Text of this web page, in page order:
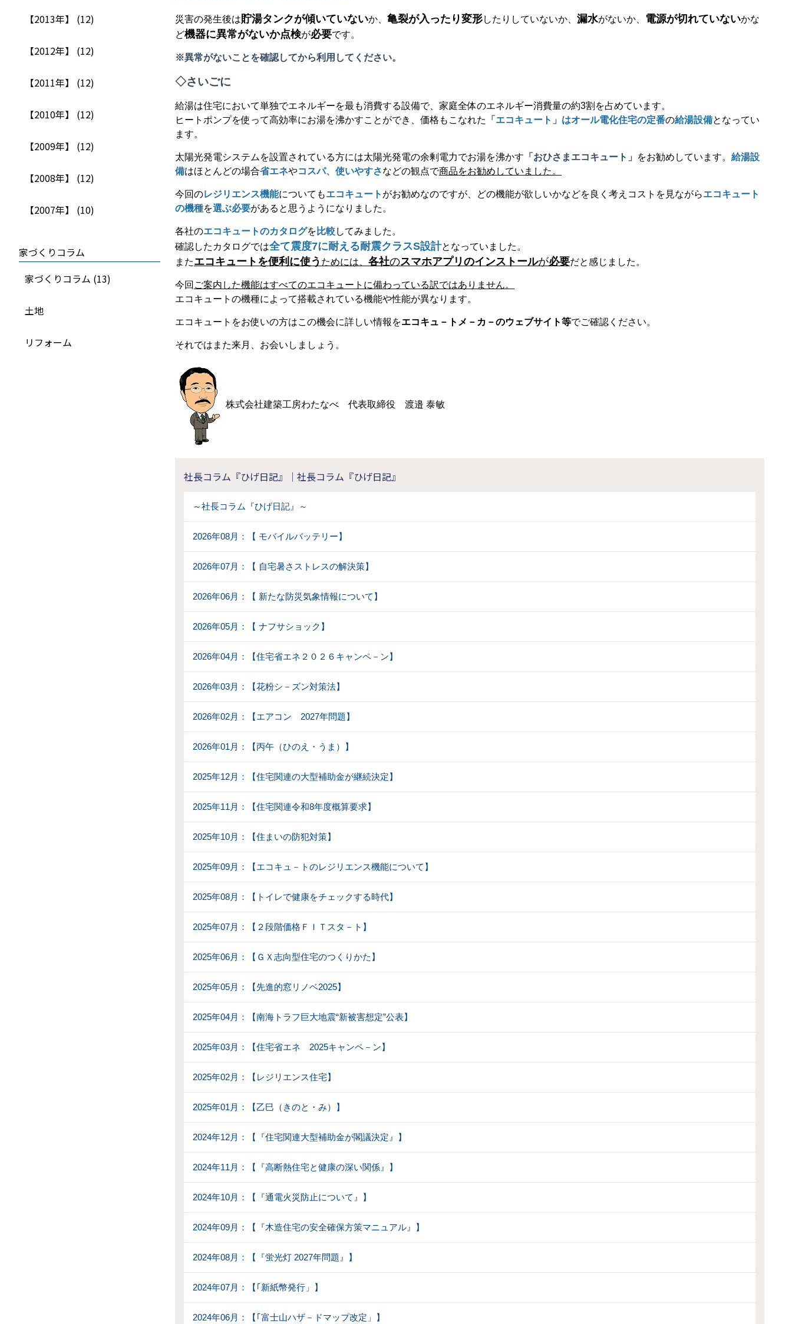
災害の発生後は貯湯タンクが傾いていないか、 亀裂が入ったり変形したりしていないか、 漏水がないか、 電源が切れていないかな
ど機器に異常がないか点検が必要です。
※異常がないことを確認してから利用してください。
◇さいごに
給湯は住宅において単独でエネルギーを最も消費する設備で、家庭全体のエネルギー消費量の約3割を占めています。
ヒートポンプを使って高効率にお湯を沸かすことができ、価格もこなれた
「エコキュート」はオール電化住宅の定番の給湯設備となってい
ます。
太陽光発電システムを設置されている方には太陽光発電の余剰電力でお湯を沸かす 「おひさまエコキュート」 をお勧めしています。 給湯設
備はほとんどの場合省エネやコスパ、 使いやすさなどの観点で商品をお勧めしていました。
今回のレジリエンス機能についてもエコキュート がお勧めなのですが、どの機能が欲しいかなどを良く考えコストを見ながらエコキュート
の機種を選ぶ必要があると思うようになりました。
各社のエコキュートのカタログを 比較してみました。
確認したカタログでは全て震度7に耐える耐震クラスS設計となっていました。
またエコキュートを便利に使う ためには、 各社のスマホアプリのインストールが必要だと感じました。
今回 ご案内した機能はすべてのエコキュートに備わっている訳ではありません。
エコキュートの機種によって搭載されている機能や性能が異なります。
エコキュートをお使いの方はこの機会に詳しい情報をエコキュ－トメ－カ－のウェブサイト等でご確認ください。
それではまた来月、お会いしましょう。
株式会社建築工房わたなべ 代表取締役 渡邉 泰敏
社長コラム『ひげ日記』｜社長コラム『ひげ日記』
～社長コラム『ひげ日記』～
2026年08月：【 モバイルバッテリー】
2026年07月：【 自宅暑さストレスの解決策】
2026年06月：【 新たな防災気象情報について】
2026年05月：【 ナフサショック】
2026年04月：【住宅省エネ２０２６キャンペ－ン】
2026年03月：【花粉シ－ズン対策法】
2026年02月：【エアコン 2027年問題】
2026年01月：【丙午（ひのえ・うま）】
2025年12月：【住宅関連の大型補助金が継続決定】
2025年11月：【住宅関連令和8年度概算要求】
2025年10月：【住まいの防犯対策】
2025年09月：【エコキュ－トのレジリエンス機能について】
2025年08月：【トイレで健康をチェックする時代】
2025年07月：【２段階価格ＦＩＴスタ－ト】
2025年06月：【ＧＸ志向型住宅のつくりかた】
2025年05月：【先進的窓リノベ2025】
2025年04月：【南海トラフ巨大地震“新被害想定”公表】
2025年03月：【住宅省エネ 2025キャンペ－ン】
2025年02月：【レジリエンス住宅】
2025年01月：【乙巳（きのと・み）】
2024年12月：【『住宅関連大型補助金が閣議決定』】
2024年11月：【『高断熱住宅と健康の深い関係』】
2024年10月：【『通電火災防止について』】
2024年09月：【『木造住宅の安全確保方策マニュアル』】
2024年08月：【『蛍光灯 2027年問題』】
2024年07月：【｢新紙幣発行」】
2024年06月：【｢富士山ハザ－ドマップ改定」】
【2013年】 (12)
【2012年】 (12)
【2011年】 (12)
【2010年】 (12)
【2009年】 (12)
【2008年】 (12)
【2007年】 (10)
家づくりコラム
家づくりコラム (13)
土地
リフォーム